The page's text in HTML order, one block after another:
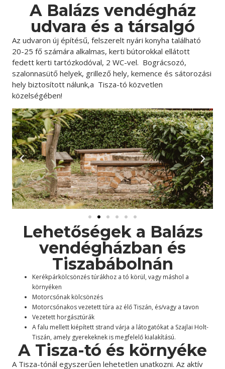
A Balázs vendégház
udvara és a társalgó
Az udvaron új építésű, felszerelt nyári konyha található
20-25 fő számára alkalmas, kerti bútorokkal ellátott
fedett kerti tartózkodóval, 2 WC-vel. Bográcsozó,
szalonnasütő helyek, grillező hely, kemence és sátorozási
hely biztosított nálunk,a Tisza-tó közvetlen
közelségében!
Lehetőségek a Balázs
vendégházban és
Tiszabábolnán
Kerékpárkölcsönzés túrákhoz a tó körül, vagy máshol a
környéken
Motorcsónak kölcsönzés
Motorcsónakos vezetett túra az élő Tiszán, és/vagy a tavon
Vezetett horgásztúrák
A falu mellett kiépített strand várja a látogatókat a Szajlai Holt-
Tiszán, amely gyerekeknek is megfelelő kialakítású.
A Tisza-tó és környéke
A Tisza-tónál egyszerűen lehetetlen unatkozni. Az aktív